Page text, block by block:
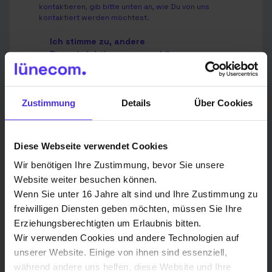
Zustimmung Details Über Cookies
Diese Webseite verwendet Cookies
Wir benötigen Ihre Zustimmung, bevor Sie unsere
Website weiter besuchen können.
Wenn Sie unter 16 Jahre alt sind und Ihre Zustimmung zu
freiwilligen Diensten geben möchten, müssen Sie Ihre
Erziehungsberechtigten um Erlaubnis bitten.
Wir verwenden Cookies und andere Technologien auf
unserer Website. Einige von ihnen sind essenziell,
während andere uns helfen, diese Website und Ihre
kontaktieren, gib bitte unten an, wie Du von uns
kontaktiert werden möchtest.
Ich stimme zu, andere
Benachrichtigungen von Lünecom
Kommunikationslösungen GmbH zu
Du kannst diese Benachrichtigungen jederzeit
respektieren, findest Du in unserer
Ich stimme der Speicherung und
Verarbeitung meiner personenbezogenen
Daten durch Lünecom
Kommunikationslösungen GmbH zu.
Indem Sie unten auf „Einsenden“ klicken, stimmen Sie
zu, dass die Lünecom Kommunikationslösungen
GmbH die oben angegebenen personenbezogenen